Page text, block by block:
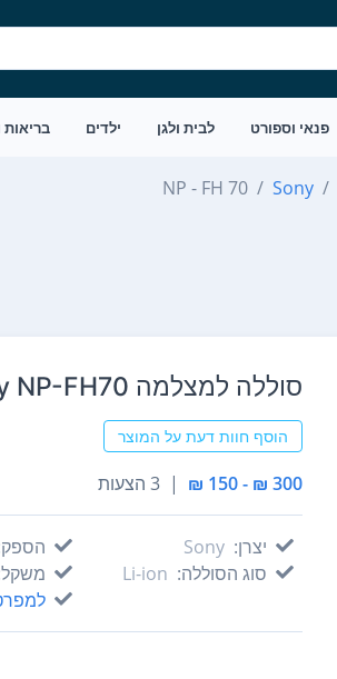
פנאי וספורט לבית ולגן ילדים בריאות
Sony
NP - FH 70
סוללה למצלמה Sony NP-FH70 סוני
הוסף חוות דעת על המוצר
300 ₪ - 150 ₪
| 3 הצעות
יצרן: Sony
סוג הסוללה: Li-ion